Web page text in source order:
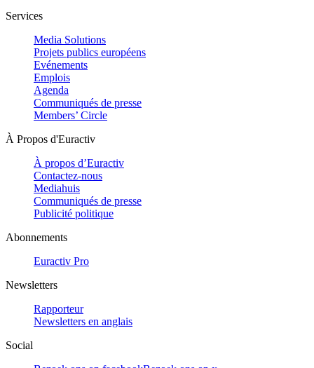
Services
Media Solutions
Projets publics européens
Evénements
Emplois
Agenda
Communiqués de presse
Members’ Circle
À Propos d'Euractiv
À propos d’Euractiv
Contactez-nous
Mediahuis
Communiqués de presse
Publicité politique
Abonnements
Euractiv Pro
Newsletters
Rapporteur
Newsletters en anglais
Social